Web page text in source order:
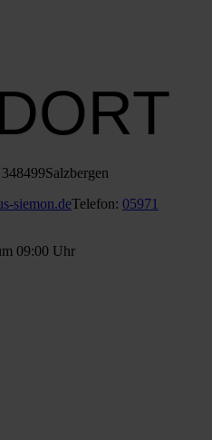
48499Salz­ber­gen
siemon.deTele­fon: 05971
09:00 Uhr